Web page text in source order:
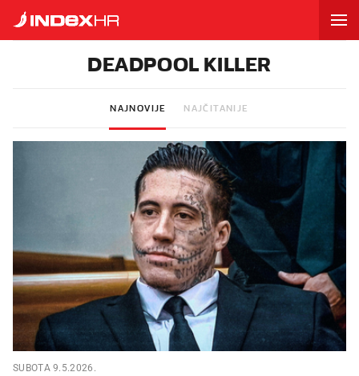
DEADPOOL KILLER
NAJNOVIJE NAJČITANIJE
SUBOTA 9.5.2026.